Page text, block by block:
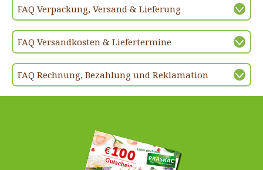
FAQ Verpackung, Versand & Lieferung
FAQ Versandkosten & Liefertermine
FAQ Rechnung, Bezahlung und Reklamation